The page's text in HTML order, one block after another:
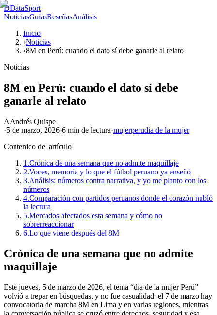
DDataSport
NoticiasGuíasReseñasAnálisis
Inicio
›Noticias
›8M en Perú: cuando el dato sí debe ganarle al relato
Noticias
8M en Perú: cuando el dato sí debe
ganarle al relato
AAndrés Quispe
·5 de marzo, 2026·6 min de lectura·mujerperudia de la mujer
Contenido del artículo
1.Crónica de una semana que no admite maquillaje
2.Voces, memoria y lo que el fútbol peruano ya enseñó
3.Análisis: números contra narrativa, y yo me planto con los
números
4.Comparación con partidos peruanos donde el corazón nubló
la lectura
5.Mercados afectados esta semana y cómo no
sobrerreaccionar
6.Lo que viene después del 8M
Crónica de una semana que no admite
maquillaje
Este jueves, 5 de marzo de 2026, el tema “día de la mujer Perú”
volvió a trepar en búsquedas, y no fue casualidad: el 7 de marzo hay
convocatoria de marcha 8M en Lima y en varias regiones, mientras
la conversación pública se cruzó entre derechos, seguridad y esa